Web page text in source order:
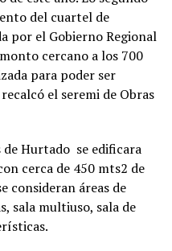
del cuartel de
por el Gobierno Regional
cercano a los 700
para poder ser
el seremi de Obras
Hurtado se edificara
cerca de 450 mts2 de
consideran áreas de
sala multiuso, sala de